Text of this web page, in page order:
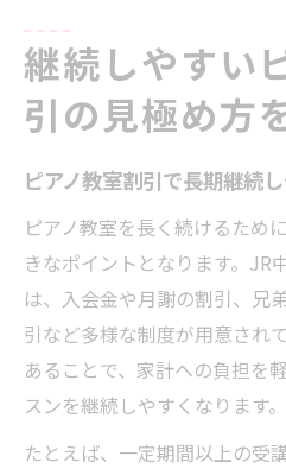
継続しやすい
引の見極め方
ピアノ教室割引で長期継続
ピアノ教室を長く続けるため
きなポイントとなります。JR
は、入会金や月謝の割引、兄
引など多様な制度が用意され
あることで、家計への負担を
スンを継続しやすくなります。
たとえば、一定期間以上の受